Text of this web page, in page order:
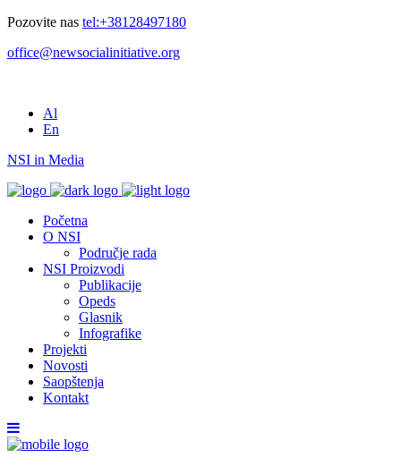
Pozovite nas tel:+38128497180
office@newsocialinitiative.org
Al
En
NSI in Media
Početna
O NSI
Područje rada
NSI Proizvodi
Publikacije
Opeds
Glasnik
Infografike
Projekti
Novosti
Saopštenja
Kontakt